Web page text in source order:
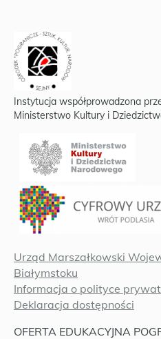
Instytucja współprowadzona
Ministerstwo Kultury i
Urząd Marszałkowski
Białymstoku
Informacja o polityce
Deklaracja dostępności
OFERTA EDUKACYJNA